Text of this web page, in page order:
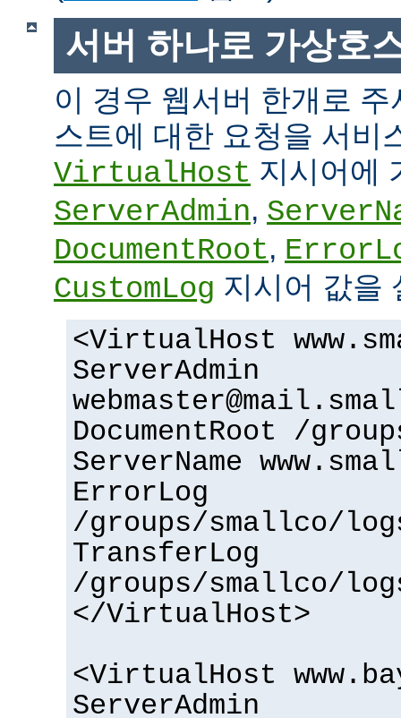
서버 하나로 가상호
이 경우 웹서버 한개로
스트에 대한 요청을 서비
VirtualHost 지시어에
ServerAdmin,
DocumentRoot,
CustomLog 지시어 값을
<VirtualHost
ServerAdmin
DocumentRoot /
ServerName
ErrorLog
/groups/smallco/
TransferLog
/groups/smallco/
</VirtualHost>
<VirtualHost
ServerAdmin